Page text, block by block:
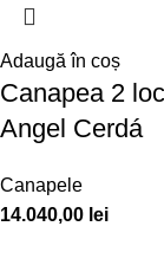
Adaugă în coș
Canapea 2
Angel Cerdá
Canapele
14.040,00 lei